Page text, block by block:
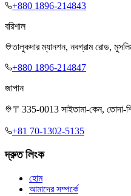
+880 1896-214843
বরিশাল
তালুকদার ম্যানশন, নবগ্রাম রোড,
+880 1896-214847
জাপান
〒335-0013 সাইতামা-কেন, তোদা-
+81 70-1302-5135
দ্রুত লিংক
হোম
আমাদের সম্পর্কে